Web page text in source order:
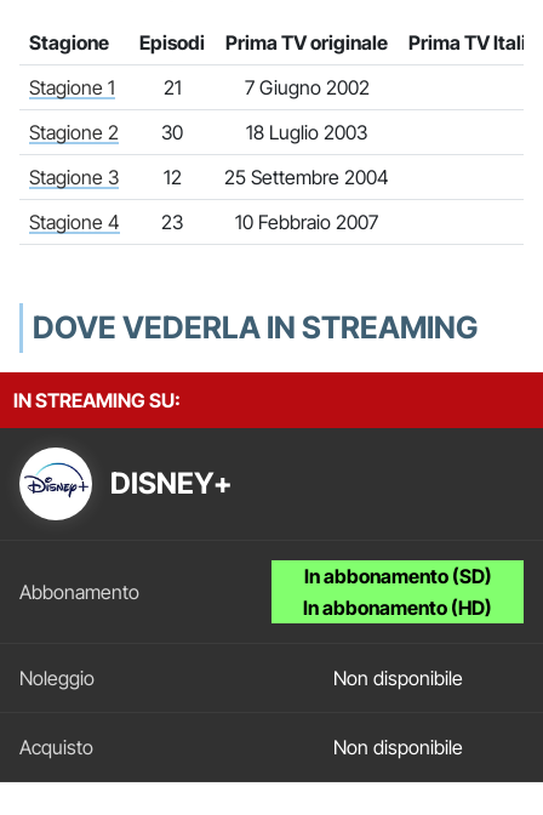
Stagione Episodi Prima TV originale
Prima TV Italia
Stagione 1
21
7 Giugno 2002
Stagione 2
30
18 Luglio 2003
Stagione 3
12
25 Settembre 2004
Stagione 4
23 10 Febbraio 2007
DOVE VEDERLA IN STREAMING
IN STREAMING SU:
DISNEY+
In abbonamento (SD)
In abbonamento (HD)
Non disponibile
Non disponibile